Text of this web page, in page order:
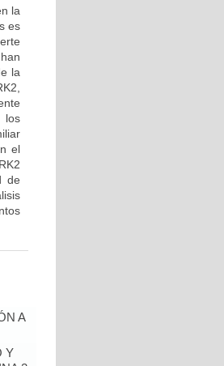
la
es
la
los
el
de
A
Y